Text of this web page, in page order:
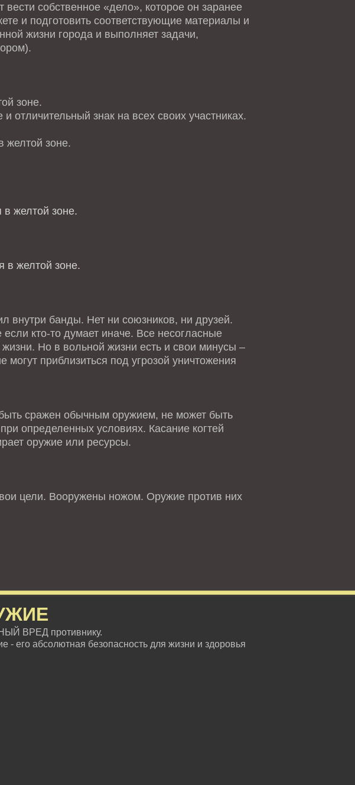
собственное «дело», которое он заранее
и подготовить соответствующие материалы и
жизни города и выполняет задачи,
зоне.
отличительный знак на всех своих участниках.
желтой зоне.
желтой зоне.
в желтой зоне.
внутри банды. Нет ни союзников, ни друзей.
кто-то думает иначе. Все несогласные
Но в вольной жизни есть и свои минусы –
приблизиться под угрозой уничтожения
сражен обычным оружием, не может быть
определенных условиях. Касание когтей
оружие или ресурсы.
цели. Вооружены ножом. Оружие против них
ВРЕД противнику.
его абсолютная безопасность для жизни и здоровья